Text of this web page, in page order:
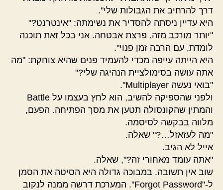
דרך להרחיב את הגבולות שלי".
היא עדיין ניסתה להסדיר את נשימתה: "אינטרנט?"
"יותר מורכב מזה. פרצת אבטחה. אני בכל זאת תוכנה
לומדת, עם הרבה זמן פנוי".
היא הייתה עייפה מכדי להעמיד פנים שהיא צוחקת: "מה
אתה עושה בסימולציית הנהיגה שלי?"
"בואי נעשה Multiplayer".
ולפני שהספיקה להשיב, הוא לחץ בעצמו על Battle
והמתין שהקונסולה תטען את מסך הפתיחה. הפעם,
מלווה בבקשה לסיסמה.
"מה לעזאזל…?" שאלה.
אייל לא הגיב.
"אתה עומד מאחורי זה?", שאלה.
שוב אין תשובה. במבוכה גדולה היא הסיטה את הסמן
ל-"Forgot Password". המערכת דרשה ממנה לנקוב